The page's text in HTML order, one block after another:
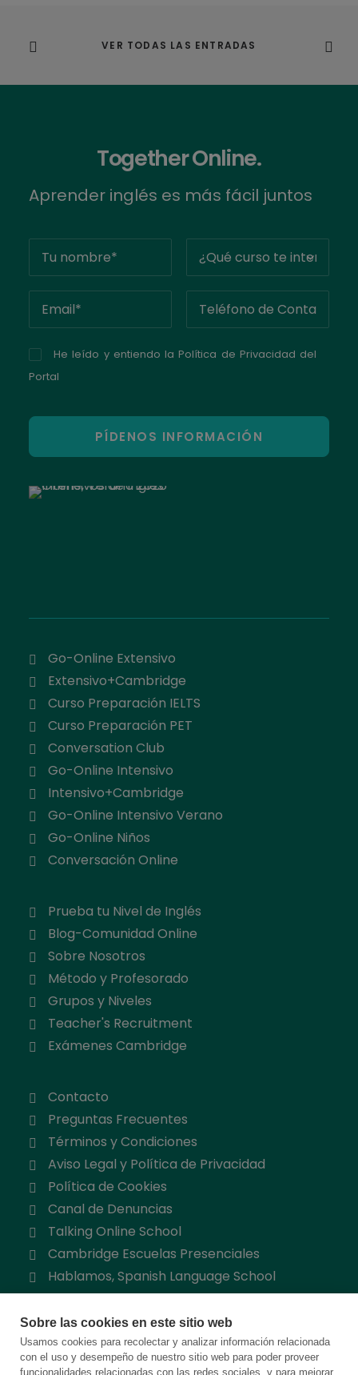
VER TODAS LAS ENTRADAS
Together Online.
Aprender inglés es más fácil juntos
He leído y entiendo laPolítica de Privacidad del
Portal
Go-Online Extensivo
Extensivo+Cambridge
Curso Preparación IELTS
Curso Preparación PET
Conversation Club
Go-Online Intensivo
Intensivo+Cambridge
Go-Online Intensivo Verano
Go-Online Niños
Conversación Online
Prueba tu Nivel de Inglés
Blog-Comunidad Online
Sobre Nosotros
Método y Profesorado
Grupos y Niveles
Teacher's Recruitment
Exámenes Cambridge
Contacto
Preguntas Frecuentes
Términos y Condiciones
Aviso Legal y Política de Privacidad
Política de Cookies
Canal de Denuncias
Talking Online School
Cambridge Escuelas Presenciales
Hablamos, Spanish Language School
Sobre las cookies en este sitio web
Usamos cookies para recolectar y analizar información relacionada
con el uso y desempeño de nuestro sitio web para poder proveer
funcionalidades relacionadas con las redes sociales, y para mejorar